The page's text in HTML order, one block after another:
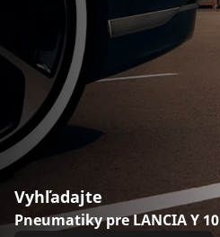
Vyhľadajte
Pneumatiky pre LANCIA Y 10